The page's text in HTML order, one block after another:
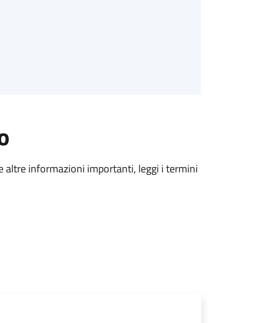
altre informazioni importanti, leggi i termini